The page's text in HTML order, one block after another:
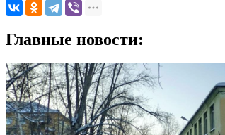
Главные новости: